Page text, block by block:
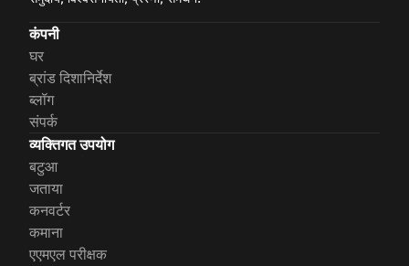
कंपनी
घर
ब्रांड दिशानिर्देश
ब्लॉग
संपर्क
व्यक्तिगत उपयोग
बटुआ
जताया
कनवर्टर
कमाना
एएमएल परीक्षक